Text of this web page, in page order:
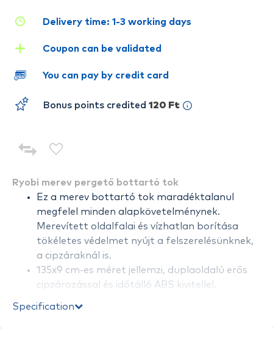
Ryobi merev pergető bottartó tok
Ez a merev bottartó tok maradéktalanul
megfelel minden alapkövetelménynek.
Merevített oldalfalai és vízhatlan borítása
tökéletes védelmet nyújt a felszerelésünknek,
a cipzáraknál is.
135x9 cm-es méret jellemzi, duplaoldalú erős
cipzározással és időtálló ABS kivitellel.
Specification
Delivery time: 1-3 working days
Coupon can be validated
You can pay by credit card
Bonus points credited 120 Ft